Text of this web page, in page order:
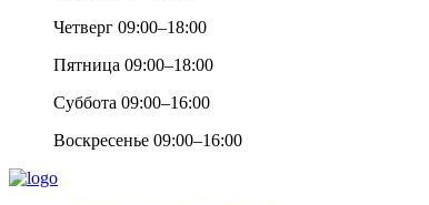
Четверг 09:00–18:00
Пятница 09:00–18:00
Суббота 09:00–16:00
Воскресенье 09:00–16:00